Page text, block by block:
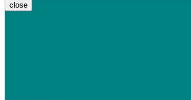
close